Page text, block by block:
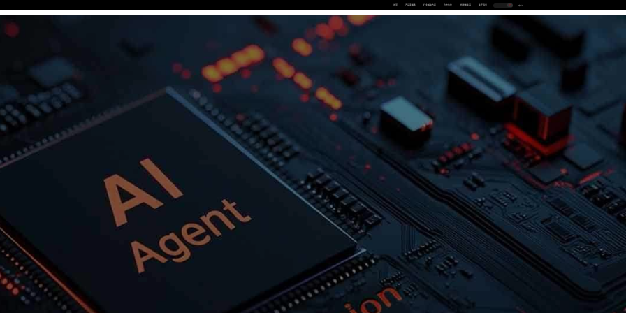
首页 产品及服务 行业解决方案 合作伙伴 投资者关系 关于我们 中EN